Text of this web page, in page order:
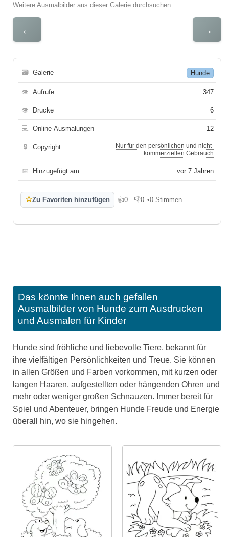
Weitere Ausmalbilder aus dieser Galerie durchsuchen
← →
🗃 Galerie Hunde
👁 Aufrufe 347
👁 Drucke 6
💻 Online-Ausmalungen 12
🔒 Copyright
Nur für den persönlichen und nicht-
kommerziellen Gebrauch
📅 Hinzugefügt am vor 7 Jahren
☆Zu Favoriten hinzufügen 👍0
Gefällt mir
👎0
Gefällt mir nicht
•0 Stimmen
Das könnte Ihnen auch gefallen
Ausmalbilder von Hunde zum Ausdrucken
und Ausmalen für Kinder
Hunde sind fröhliche und liebevolle Tiere, bekannt für
ihre vielfältigen Persönlichkeiten und Treue. Sie können
in allen Größen und Farben vorkommen, mit kurzen oder
langen Haaren, aufgestellten oder hängenden Ohren und
mehr oder weniger großen Schnauzen. Immer bereit für
Spiel und Abenteuer, bringen Hunde Freude und Energie
überall hin, wo sie hingehen.